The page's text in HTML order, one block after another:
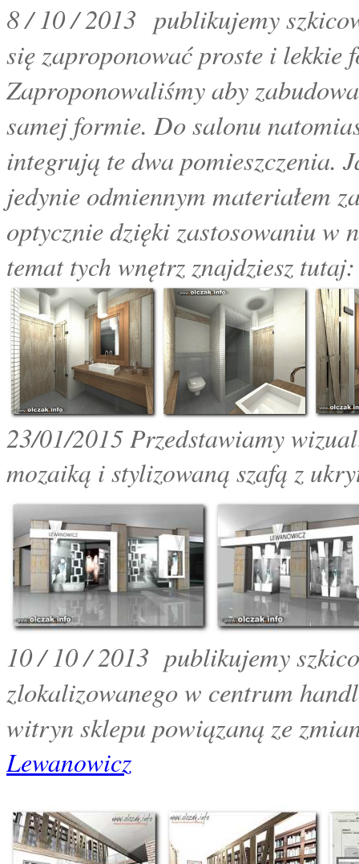
8 / 10 / 2013 publikujemy
się zaproponować proste i lekkie
Zaproponowaliśmy aby
samej formie. Do salonu
integrują te dwa pomieszczenia.
jedynie odmiennym materiałem
optycznie dzięki zastosowaniu w
temat tych wnętrz znajdziesz tutaj
23/01/2015 Przedstawiamy
mozaiką i stylizowaną szafą z
10 / 10 / 2013 publikujemy
zlokalizowanego w centrum
witryn sklepu powiązaną ze
Lewanowicz